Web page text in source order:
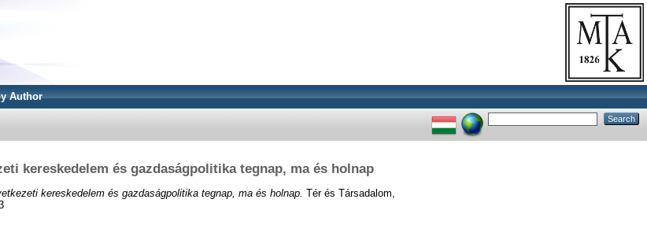
Author
kereskedelem és gazdaságpolitika tegnap, ma és holnap
kereskedelem és gazdaságpolitika tegnap, ma és holnap. Tér és Társadalom,